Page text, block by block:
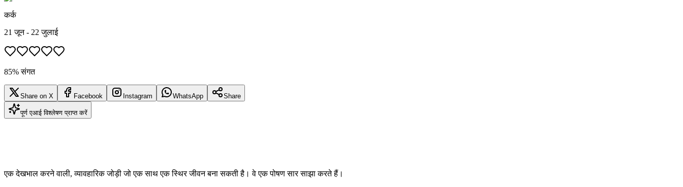
कर्क
21 जून - 22 जुलाई
85% संगत
Share on X Facebook Instagram WhatsApp Share
पूर्ण एआई विश्लेषण प्राप्त करें
एक देखभाल करने वाली, व्यावहारिक जोड़ी जो एक साथ एक स्थिर जीवन बना सकती है। वे एक पोषण सार साझा करते हैं।